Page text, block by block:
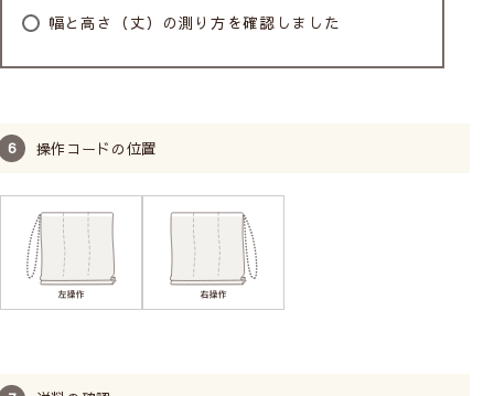
わせてご自由にお選びください。
でご注意ください。
・小窓の場合は窓枠の内側に取り付ける
・リビングや寝室などの比較的大きめの窓なら光の漏れない
正面付け
がおすすめです。
カーテンレールにも取付けは可能ですが、レールに重さの負
必ずサイズの測り方をご一読ください。
幅と高さ（丈）の測り方を確認しました
操作コードの位置